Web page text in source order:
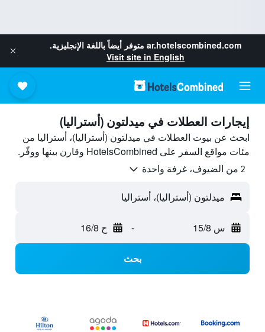
ar.hotelscombined.com متوفر أيضاً باللغة الإنجليزية.
Visit site in English
إيجارات العطلات في ميدلتون (أستراليا)
ابحث عن بيوت العطلات في ميدلتون (أستراليا)، أستراليا من
مئات مواقع السفر على HotelsCombined وقارن بينها ووفّر.
2 من الضيوف، غرفة واحدة
ميدلتون (أستراليا)، أستراليا
س 15/8 - ح 16/8
بحث